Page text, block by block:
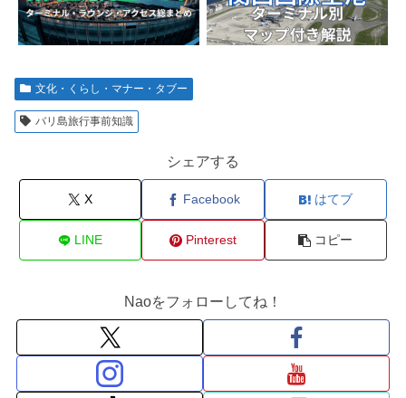
文化・くらし・マナー・タブー
バリ島旅行事前知識
シェアする
X Facebook はてブ
LINE Pinterest コピー
Naoをフォローしてね！